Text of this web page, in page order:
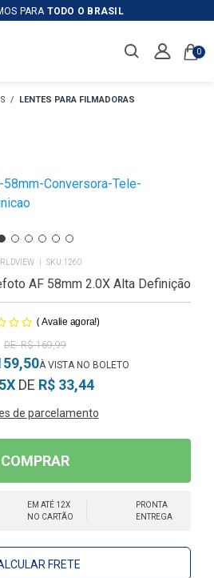
PARA TODO O BRASIL
0
LENTES PARA FILMADORAS
1260
AF 58mm 2.0X Alta Definição
(Avalie agora!)
R$ 169,99
5XDE R$ 33,44
de parcelamento
COMPRAR
EM ATÉ 12X
NO CARTÃO
PRONTA
ENTREGA
FRETE